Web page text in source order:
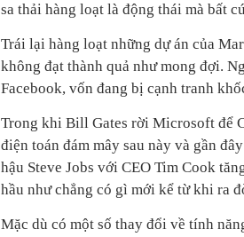
sa thải hàng loạt là động thái mà bất
Trái lại hàng loạt những dự án của
không đạt thành quả như mong đợi.
Facebook, vốn đang bị cạnh tranh
Trong khi Bill Gates rời Microsoft để
điện toán đám mây sau này và gần
hậu Steve Jobs với CEO Tim Cook
hầu như chẳng có gì mới kể từ khi ra
Mặc dù có một số thay đổi về tính